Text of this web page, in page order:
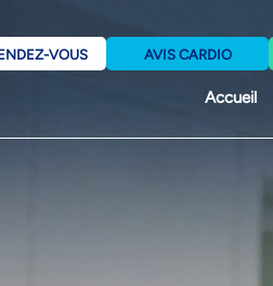
VOUS AVIS CARDIO
Accueil